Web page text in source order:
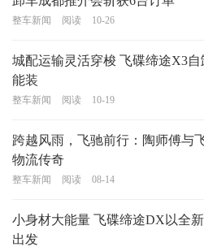
整车新闻 阅读 10-26
城配运输灵活穿梭 飞碟缔途X3自
能装
整车新闻 阅读 10-19
跨越风雨，飞驰前行：陶师傅与
物流传奇
整车新闻 阅读 08-14
小身材大能量 飞碟缔途DX以全
出发